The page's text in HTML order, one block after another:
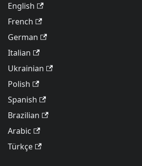
English
French
German
Italian
Ukrainian
Polish
Spanish
Brazilian
Arabic
Türkçe